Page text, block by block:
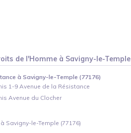
de l'Homme à Savigny-le-Temple
à Savigny-le-Temple (77176)
1-9 Avenue de la Résistance
Avenue du Clocher
Savigny-le-Temple (77176)